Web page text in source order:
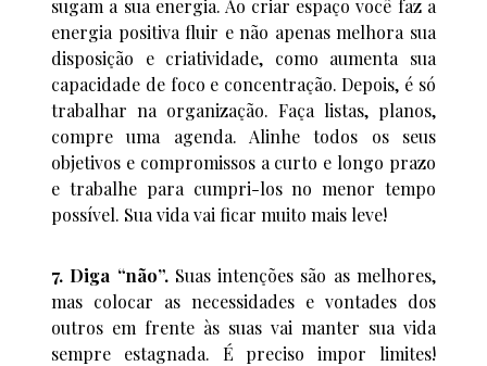
sugam a sua energia. Ao criar espaço você faz a
energia positiva fluir e não apenas melhora sua
disposição e criatividade, como aumenta sua
capacidade de foco e concentração. Depois, é só
trabalhar na organização. Faça listas, planos,
compre uma agenda. Alinhe todos os seus
objetivos e compromissos a curto e longo prazo
e trabalhe para cumpri-los no menor tempo
possível. Sua vida vai ficar muito mais leve!
7. Diga “não”.Suas intenções são as melhores,
mas colocar as necessidades e vontades dos
outros em frente às suas vai manter sua vida
sempre estagnada. É preciso impor limites!